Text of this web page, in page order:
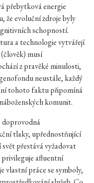
přebytková energie
že evoluční zdroje byly
schopností.
a technologie vytvářejí
musí
z pravěké minulosti,
neustále, každý
tohoto faktu připomíná
komunit.
doprovodná
tlaky, upřednostňující
přestává vyžadovat
privileguje afluentní
vlastní práce se symboly,